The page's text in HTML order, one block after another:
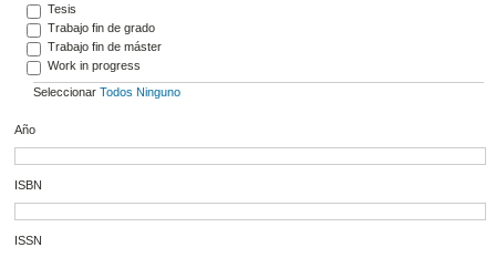
Tesis
Trabajo fin de grado
Trabajo fin de máster
Work in progress
Seleccionar Todos Ninguno
Año
ISBN
ISSN